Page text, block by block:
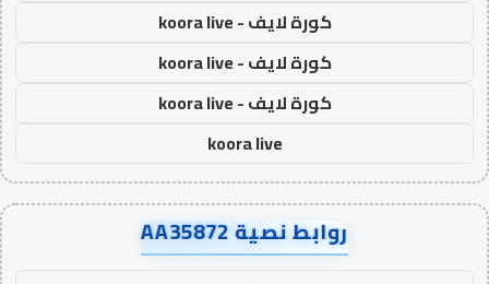
كورة لايف - koora live
كورة لايف - koora live
كورة لايف - koora live
koora live
روابط نصية AA35872